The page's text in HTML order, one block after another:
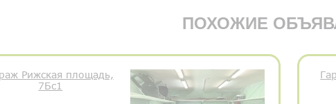
ПОХОЖИЕ
Рижская площадь,
7Бс1